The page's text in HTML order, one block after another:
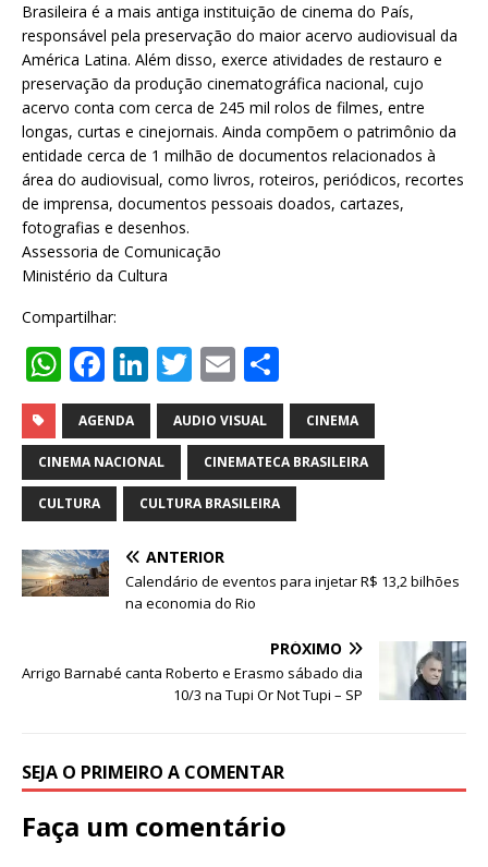
Brasileira é a mais antiga instituição de cinema do País,
responsável pela preservação do maior acervo audiovisual da
América Latina. Além disso, exerce atividades de restauro e
preservação da produção cinematográfica nacional, cujo
acervo conta com cerca de 245 mil rolos de filmes, entre
longas, curtas e cinejornais. Ainda compõem o patrimônio da
entidade cerca de 1 milhão de documentos relacionados à
área do audiovisual, como livros, roteiros, periódicos, recortes
de imprensa, documentos pessoais doados, cartazes,
fotografias e desenhos.
Assessoria de Comunicação
Ministério da Cultura
Compartilhar:
W
h
at
s
A
p
p
F
a
c
e
o
o
k
Li
n
k
e
dI
T
w
it
te
r
E
m
ai
l
h
ar
e
AGENDA AUDIO VISUAL CINEMA
CINEMA NACIONAL CINEMATECA BRASILEIRA
CULTURA CULTURA BRASILEIRA
ANTERIOR
Calendário de eventos para injetar R$ 13,2 bilhões
na economia do Rio
PRÓXIMO
Arrigo Barnabé canta Roberto e Erasmo sábado dia
10/3 na Tupi Or Not Tupi – SP
SEJA O PRIMEIRO A COMENTAR
Faça um comentário